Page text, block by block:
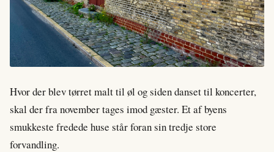
Hvor der blev tørret malt til øl og siden danset til koncerter,
skal der fra november tages imod gæster. Et af byens
smukkeste fredede huse står foran sin tredje store
forvandling.